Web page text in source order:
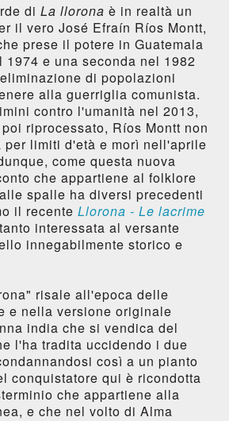
di La llorona è in realtà un
il vero José Efraín Ríos Montt,
prese il potere in Guatemala
1974 e una seconda nel 1982
di popolazioni
alla guerriglia comunista.
contro l'umanità nel 2013,
riprocessato, Ríos Montt non
per limiti d'età e morì nell'aprile
come questa nuova
che appartiene al folklore
spalle ha diversi precedenti
il recente Llorona - Le lacrime
interessata al versante
innegabilmente storico e
risale all'epoca delle
e nella versione originale
india che si vendica del
l'ha tradita uccidendo i due
così a un pianto
conquistatore qui è ricondotta
che appartiene alla
e che nel volto di Alma